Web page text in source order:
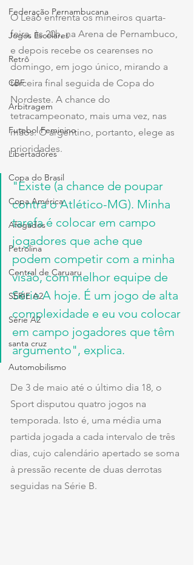
Federação Pernambucana
Jogos Escolares
Retrô
CBF
Arbitragem
Futebol Feminino
Libertadores
Copa do Brasil
Copa América
Afogados
Petrolina
Central de Caruaru
SÉRIE A2
Série A2
santa cruz
Automobilismo
O Leão enfrenta os mineiros quarta-
feira, às 20h, na Arena de Pernambuco,
e depois recebe os cearenses no
domingo, em jogo único, mirando a
terceira final seguida de Copa do
Nordeste. A chance do
tetracampeonato, mais uma vez, nas
mãos. O argentino, portanto, elege as
prioridades.
"Existe (a chance de poupar
contra o Atlético-MG). Minha
tarefa é colocar em campo
jogadores que ache que
podem competir com a minha
visão, com melhor equipe de
Série A hoje. É um jogo de alta
complexidade e eu vou colocar
em campo jogadores que têm
argumento", explica.
De 3 de maio até o último dia 18, o
Sport disputou quatro jogos na
temporada. Isto é, uma média uma
partida jogada a cada intervalo de três
dias, cujo calendário apertado se soma
à pressão recente de duas derrotas
seguidas na Série B.